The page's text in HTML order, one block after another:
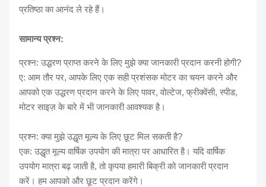
प्रतिष्ठा का आनंद ले रहे हैं।
सामान्य प्रश्न:
प्रश्न: उद्धरण प्राप्त करने के लिए मुझे क्या जानकारी प्रदान करनी होगी?
ए: आम तौर पर, आपके लिए एक सही प्रशंसक मोटर का चयन करने और
आपको एक उद्धरण प्रदान करने के लिए पावर, वोल्टेज, फ्रीक्वेंसी, स्पीड,
मोटर साइज़ के बारे में भी जानकारी आवश्यक है।
प्रश्न: क्या मुझे उद्धृत मूल्य के लिए छूट मिल सकती है?
एक: उद्धृत मूल्य वार्षिक उपयोग की मात्रा पर आधारित है। यदि वार्षिक
उपयोग मात्रा बढ़ जाती है, तो कृपया हमारी बिक्री को जानकारी प्रदान
करें। हम आपको और छूट प्रदान करेंगे।